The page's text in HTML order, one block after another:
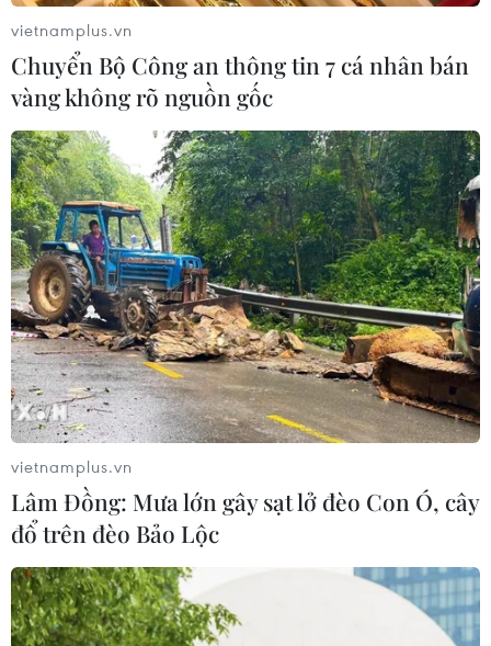
vietnamplus.vn
Chuyển Bộ Công an thông tin 7 cá nhân bán
vàng không rõ nguồn gốc
vietnamplus.vn
Lâm Đồng: Mưa lớn gây sạt lở đèo Con Ó, cây
đổ trên đèo Bảo Lộc